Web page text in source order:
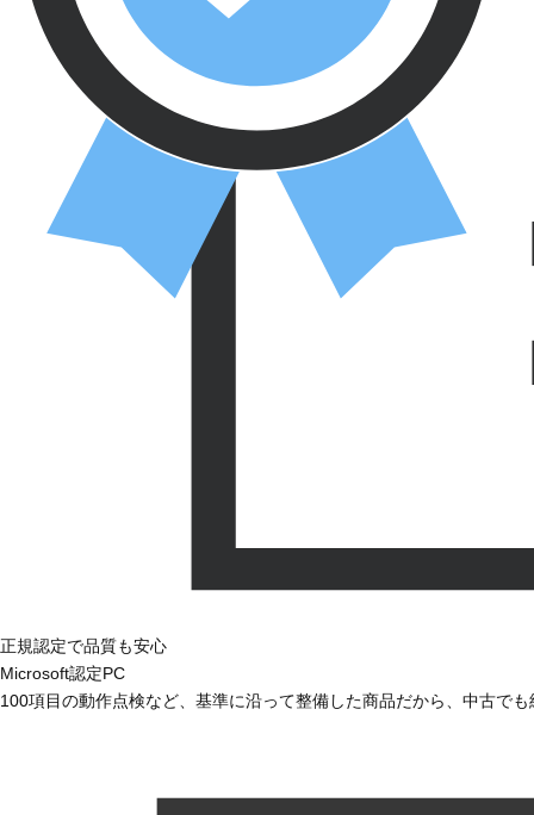
正規認定で品質も安心
Microsoft認定PC
100項目の動作点検など、基準に沿って整備した商品だから、中古で